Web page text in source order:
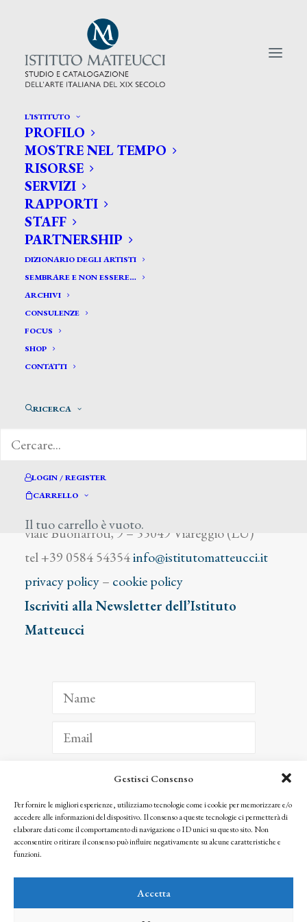
Gestisci Consenso
Per fornire le migliori esperienze, utilizziamo tecnologie come i cookie per memorizzare e/o
accedere alle informazioni del dispositivo. Il consenso a queste tecnologie ci permetterà di
elaborare dati come il comportamento di navigazione o ID unici su questo sito. Non
acconsentire o ritirare il consenso può influire negativamente su alcune caratteristiche e
funzioni.
Accetta
L’ISTITUTO
PROFILO
MOSTRE NEL TEMPO
RISORSE
SERVIZI
RAPPORTI
STAFF
PARTNERSHIP
DIZIONARIO DEGLI ARTISTI
SEMBRARE E NON ESSERE…
ARCHIVI
CONSULENZE
FOCUS
SHOP
CONTATTI
RICERCA
LOGIN / REGISTER
CARRELLO
Il tuo carrello è vuoto.
CERCA TRA GLI ARTISTI:
Search
for:
Bersano S.
viale Buonarroti, 9 – 55049 Viareggio (LU)
tel +39 0584 54354info@istitutomatteucci.it
privacy policy– cookie policy
Iscriviti alla Newsletter dell’Istituto
Matteucci
ISCRIVITI
Facendo clic per iscriverti, riconosci che le tue informazioni saranno trattate
seguendo la nostra Privacy Policy
© 2025 Istituto Matteucci. All right reserved
l’autorizzazione scritta dei proprietari dei diritti e dell’Istituto Matteucci